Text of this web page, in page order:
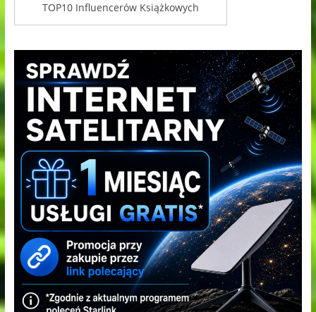
TOP10 Influencerów Książkowych